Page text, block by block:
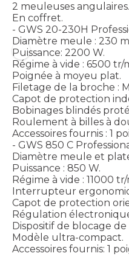
2 meuleuses angulaires.
En coffret.
- GWS 20-230H
Diamètre meule : 230
Puissance: 2200 W.
Régime à vide : 6500 tr/
Poignée à moyeu plat.
Filetage de la broche :
Capot de protection
Bobinages blindés
Roulement à billes à
Accessoires fournis : 1
- GWS 850 C
Diamètre meule et
Puissance : 850 W.
Régime à vide : 11000
Interrupteur
Capot de protection
Régulation
Dispositif de blocage
Modèle ultra-compact.
Accessoires fournis: 1